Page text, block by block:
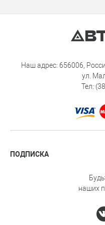
Наш адрес: 656006,
ул.
Тел:
ПОДПИСКА
наших